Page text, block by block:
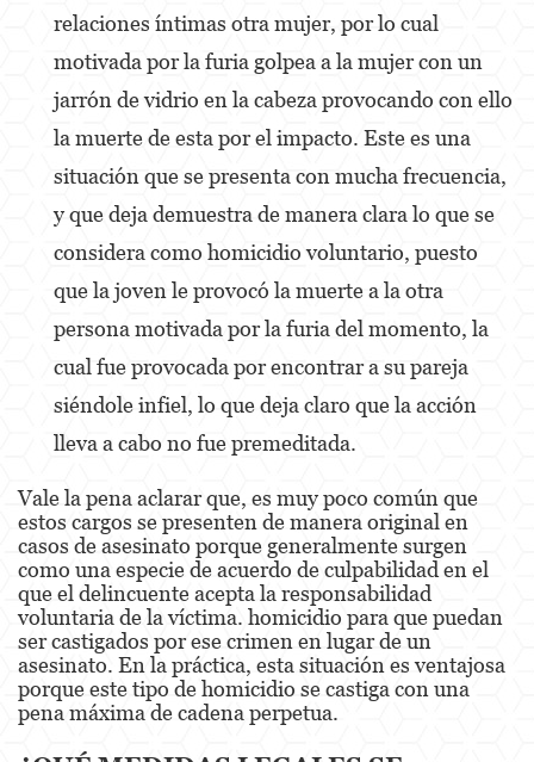
Delitos de Cuello Blanco
Apropiación Indebida De Fondos Públicos
Falsificación o Alteración de una
Prescripción Médica
Malversación de Fondos
Presentación de Documentos Falsos
Robo de Identidad
Juicio PC 1000
Fabricación de Drogas
Leyes sobre Marihuana en California
Posesión de Marihuana
Posesión de Marihuana para la Venta
relaciones íntimas otra mujer, por lo cual
motivada por la furia golpea a la mujer con un
jarrón de vidrio en la cabeza provocando con ello
la muerte de esta por el impacto. Este es una
situación que se presenta con mucha frecuencia,
y que deja demuestra de manera clara lo que se
considera como homicidio voluntario, puesto
que la joven le provocó la muerte a la otra
persona motivada por la furia del momento, la
cual fue provocada por encontrar a su pareja
siéndole infiel, lo que deja claro que la acción
lleva a cabo no fue premeditada.
Vale la pena aclarar que, es muy poco común que
estos cargos se presenten de manera original en
casos de asesinato porque generalmente surgen
como una especie de acuerdo de culpabilidad en el
que el delincuente acepta la responsabilidad
voluntaria de la víctima. homicidio para que puedan
ser castigados por ese crimen en lugar de un
asesinato. En la práctica, esta situación es ventajosa
porque este tipo de homicidio se castiga con una
pena máxima de cadena perpetua.